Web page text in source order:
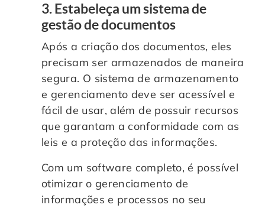
3. Estabeleça um sistema de
gestão de documentos
Após a criação dos documentos, eles
precisam ser armazenados de maneira
segura. O sistema de armazenamento
e gerenciamento deve ser acessível e
fácil de usar, além de possuir recursos
que garantam a conformidade com as
leis e a proteção das informações.
Com um software completo, é possível
otimizar o gerenciamento de
informações e processos no seu